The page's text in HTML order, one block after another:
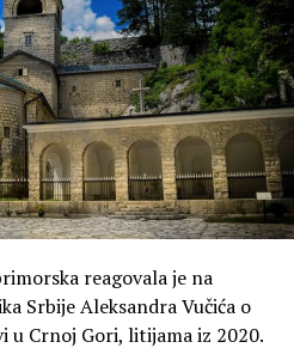
reagovala je na
Srbije Aleksandra Vučića o
u Crnoj Gori, litijama iz 2020.